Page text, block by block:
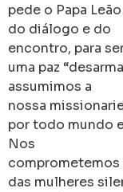
pede o Papa
do diálogo e do
encontro, para
uma paz
assumimos a
nossa
por todo mundo
Nos
das mulheres